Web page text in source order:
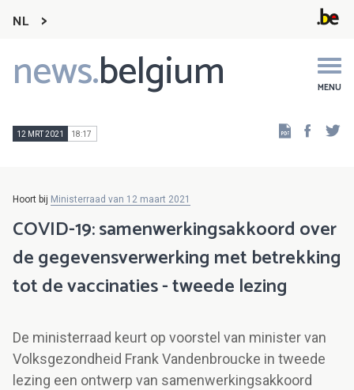
NL
news.belgium MENU
Main
navigation
12 MRT 2021 18:17
Hoort bij Ministerraad van 12 maart 2021
COVID-19: samenwerkingsakkoord over
de gegevensverwerking met betrekking
tot de vaccinaties - tweede lezing
De ministerraad keurt op voorstel van minister van
Volksgezondheid Frank Vandenbroucke in tweede
lezing een ontwerp van samenwerkingsakkoord